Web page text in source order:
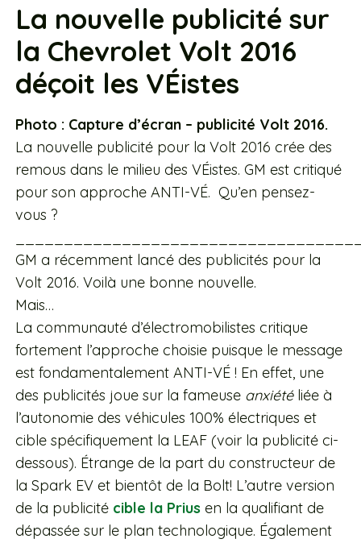
La nouvelle publicité sur
la Chevrolet Volt 2016
déçoit les VÉistes
Photo : Capture d’écran – publicité Volt 2016.
La nouvelle publicité pour la Volt 2016 crée des
remous dans le milieu des VÉistes. GM est critiqué
pour son approche ANTI-VÉ. Qu’en pensez-
vous ?
GM a récemment lancé des publicités pour la
Volt 2016. Voilà une bonne nouvelle.
Mais…
La communauté d’électromobilistes critique
fortement l’approche choisie puisque le message
est fondamentalement ANTI-VÉ ! En effet, une
des publicités joue sur la fameuse anxiétéliée à
l’autonomie des véhicules 100% électriques et
cible spécifiquement la LEAF (voir la publicité ci-
dessous). Étrange de la part du constructeur de
la Spark EV et bientôt de la Bolt! L’autre version
de la publicité cible la Priusen la qualifiant de
dépassée sur le plan technologique. Également